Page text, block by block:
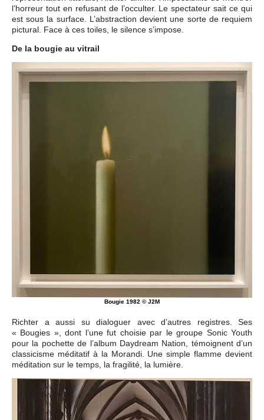
l’horreur tout en refusant de l’occulter. Le spectateur sait ce qui
est sous la surface. L’abstraction devient une sorte de requiem
pictural. Face à ces toiles, le silence s’impose.
De la bougie au vitrail
Bougie 1982 © J2M
Richter a aussi su dialoguer avec d’autres registres. Ses
« Bougies », dont l’une fut choisie par le groupe Sonic Youth
pour la pochette de l’album Daydream Nation, témoignent d’un
classicisme méditatif à la Morandi. Une simple flamme devient
méditation sur le temps, la fragilité, la lumière.